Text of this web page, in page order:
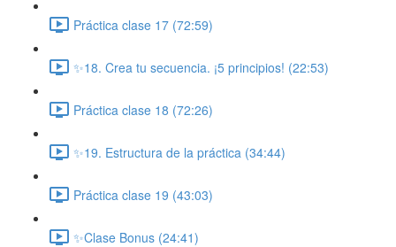
Práctica clase 17 (72:59)
✨18. Crea tu secuencia. ¡5 principios! (22:53)
Práctica clase 18 (72:26)
✨19. Estructura de la práctica (34:44)
Práctica clase 19 (43:03)
✨Clase Bonus (24:41)